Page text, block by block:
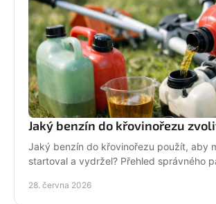
Jaký benzín do křovinořezu
Jaký benzín do křovinořezu použít, aby
startoval a vydržel? Přehled správného
28. června 2026